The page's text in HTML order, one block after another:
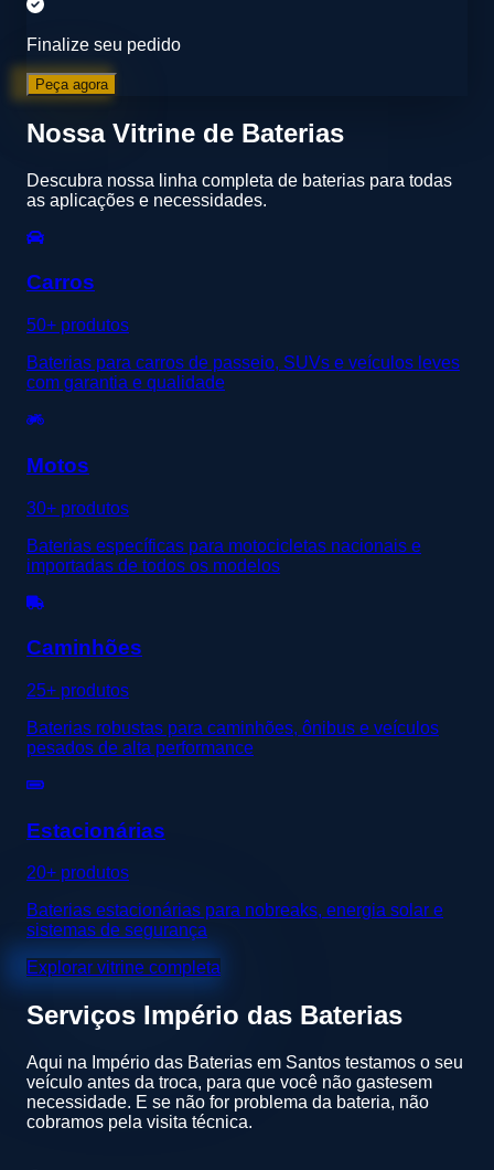
Finalize seu pedido
Peça agora
Nossa Vitrine de Baterias
Descubra nossa linha completa de baterias para todas
as aplicações e necessidades.
Carros
50+ produtos
Baterias para carros de passeio, SUVs e veículos leves
com garantia e qualidade
Motos
30+ produtos
Baterias específicas para motocicletas nacionais e
importadas de todos os modelos
Caminhões
25+ produtos
Baterias robustas para caminhões, ônibus e veículos
pesados de alta performance
Estacionárias
20+ produtos
Baterias estacionárias para nobreaks, energia solar e
sistemas de segurança
Explorar vitrine completa
Serviços Império das Baterias
Aqui na Império das Baterias em Santos testamos o seu
veículo antes da troca, para que você não gastesem
necessidade. E se não for problema da bateria, não
cobramos pela visita técnica.